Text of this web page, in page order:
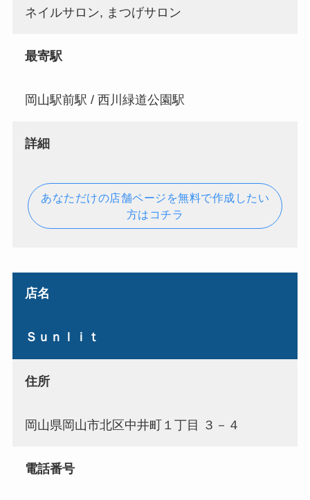
ネイルサロン, まつげサロン
最寄駅
岡山駅前駅 / 西川緑道公園駅
詳細
あなただけの店舗ページを無料で作成したい
方はコチラ
店名
Ｓｕｎｌｉｔ
住所
岡山県岡山市北区中井町１丁目 ３－４
電話番号